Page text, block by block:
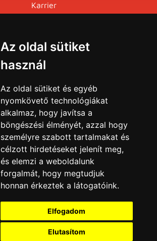
Az oldal sütiket
használ
Az oldal sütiket és egyéb
nyomkövető technológiákat
alkalmaz, hogy javítsa a
böngészési élményét, azzal hogy
személyre szabott tartalmakat és
célzott hirdetéseket jelenít meg,
és elemzi a weboldalunk
forgalmát, hogy megtudjuk
honnan érkeztek a látogatóink.
Elfogadom
Elutasítom
Karrier
Menü
Tudástár
Blog
Adatvédelmi nyilatkozat
Impresszum
Sütik kezelése